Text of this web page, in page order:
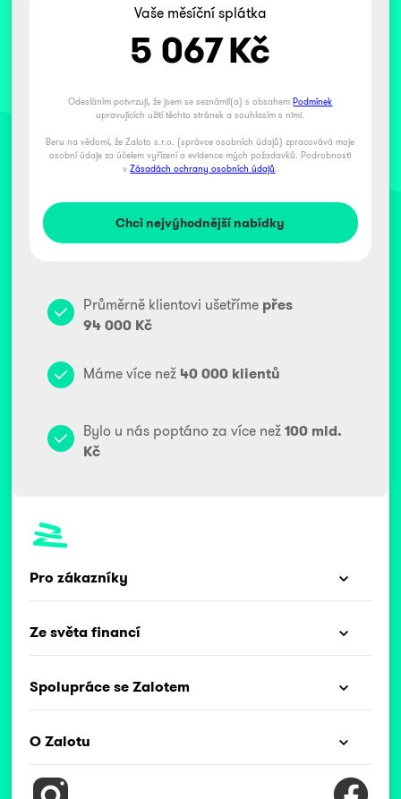
Vaše měsíční splátka
5 067Kč
Odesláním potvrzuji, že jsem se seznámil(a) s obsahemPodmínek
upravujících užití těchto stránek a souhlasím s nimi.
Beru na vědomí, že Zaloto s.r.o. (správce osobních údajů) zpracovává moje
osobní údaje za účelem vyřízení a evidence mých požadavků. Podrobnosti
vZásadách ochrany osobních údajů
Průměrně klientovi ušetříme přes
94 000 Kč
Máme více než 40 000 klientů
Bylo u nás poptáno za více než 100 mld.
Kč
Pro zákazníky
Ze světa financí
Spolupráce se Zalotem
O Zalotu